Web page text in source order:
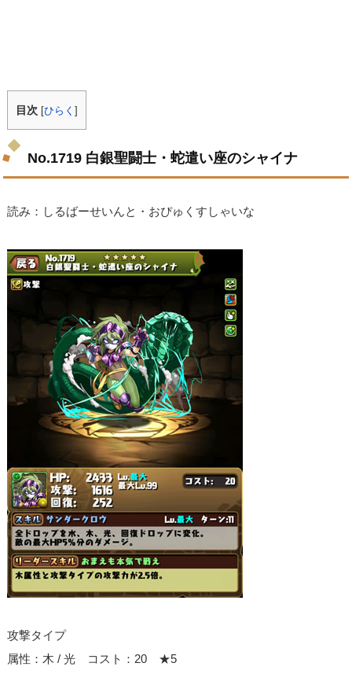
目次 [ひらく]
No.1719 白銀聖闘士・蛇遣い座のシャイナ
読み：しるばーせいんと・おぴゅくすしゃいな
攻撃タイプ
属性：木 / 光 コスト：20 ★5